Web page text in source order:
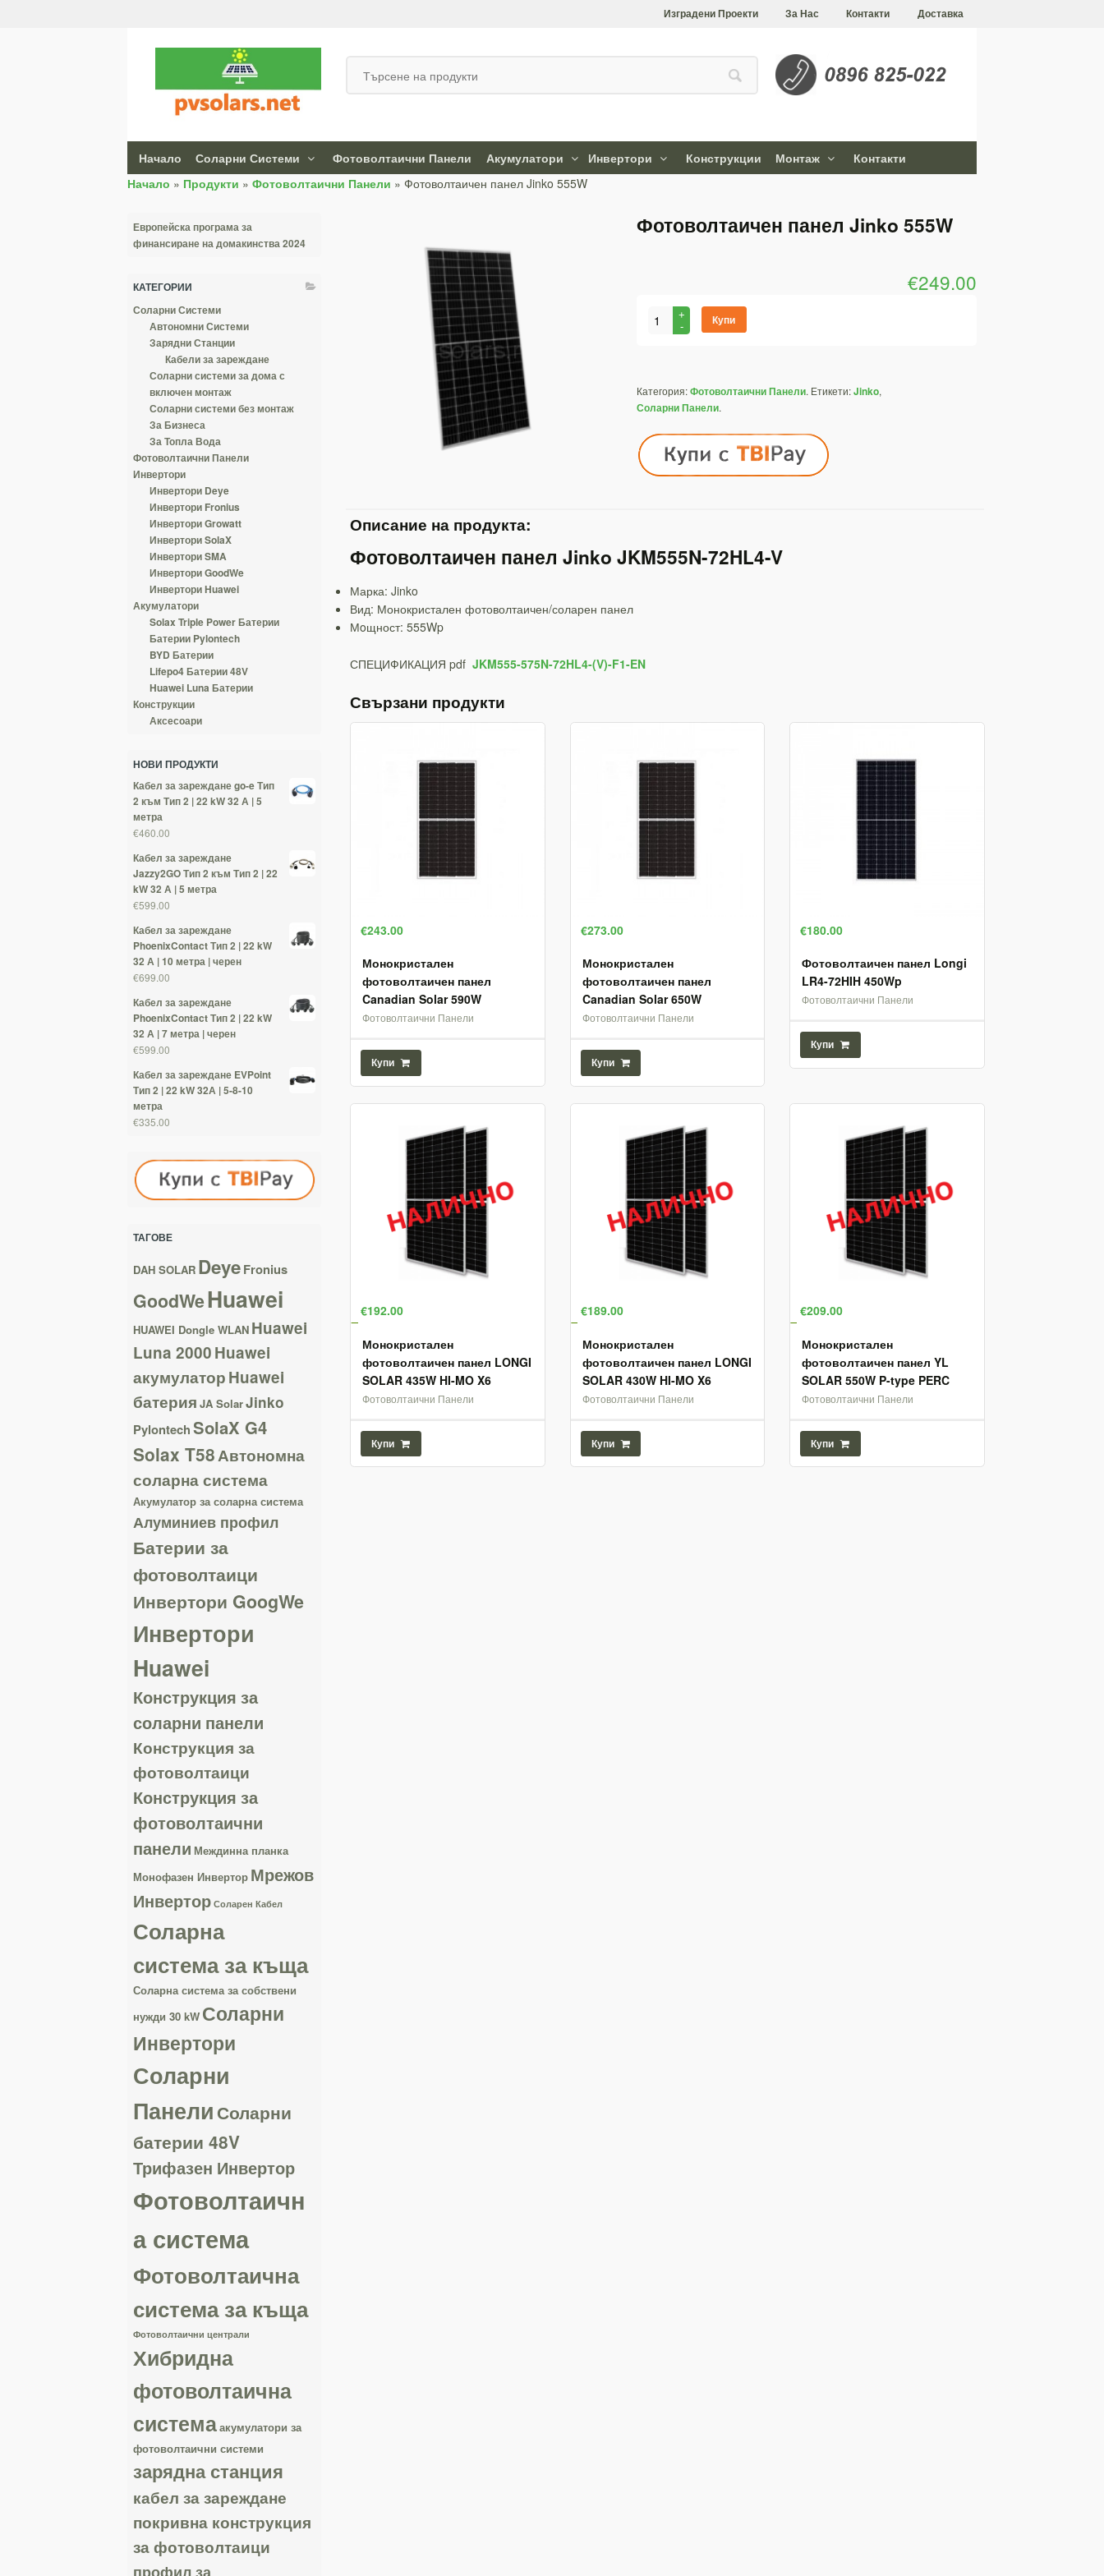
Изградени Проекти За Нас Контакти Доставка
Начало Соларни Системи Фотоволтаични Панели Акумулатори Инвертори Конструкции Монтаж
Контакти
Начало » Продукти »Фотоволтаични Панели »Фотоволтаичен панел Jinko 555W
Фотоволтаичен панел Jinko 555W
€249.00
Купи
Категория:Фотоволтаични Панели. Етикети:Jinko,
Соларни Панели.
Описание на продукта:
Фотоволтаичен панел Jinko JKM555N-72HL4-V
Марка: Jinko
Вид: Монокристален фотоволтаичен/соларен панел
Мoщност: 555Wp
СПЕЦИФИКАЦИЯ pdf JKM555-575N-72HL4-(V)-F1-EN
Свързани продукти
€243.00
Монокристален
фотоволтаичен панел
Canadian Solar 590W
Фотоволтаични Панели
Купи
€273.00
Монокристален
фотоволтаичен панел
Canadian Solar 650W
Фотоволтаични Панели
Купи
€180.00
Фотоволтаичен панел Longi
LR4-72HIH 450Wp
Фотоволтаични Панели
Купи
€192.00
Монокристален
фотоволтаичен панел LONGI
SOLAR 435W HI-MO X6
Фотоволтаични Панели
Купи
€189.00
Монокристален
фотоволтаичен панел LONGI
SOLAR 430W HI-MO X6
Фотоволтаични Панели
Купи
€209.00
Монокристален
фотоволтаичен панел YL
SOLAR 550W P-type PERC
Фотоволтаични Панели
Купи
Европейска програма за
финансиране на домакинства 2024
КАТЕГОРИИ
Соларни Системи
Автономни Системи
Зарядни Станции
Кабели за зареждане
Соларни системи за дома с
включен монтаж
Соларни системи без монтаж
За Бизнеса
За Топла Вода
Фотоволтаични Панели
Инвертори
Инвертори Deye
Инвертори Fronius
Инвертори Growatt
Инвертори SolaX
Инвертори SMA
Инвертори GoodWe
Инвертори Huawei
Акумулатори
Solax Triple Power Батерии
Батерии Pylontech
BYD Батерии
Lifepo4 Батерии 48V
Huawei Luna Батерии
Конструкции
Аксесоари
НОВИ ПРОДУКТИ
Кабел за зареждане go-e Тип
2 към Тип 2 | 22 kW 32 А | 5
метра
€460.00
Кабел за зареждане
Jazzy2GO Тип 2 към Тип 2 | 22
kW 32 А | 5 метра
€599.00
Кабел за зареждане
PhoenixContact Тип 2 | 22 kW
32 А | 10 метра | черен
€699.00
Кабел за зареждане
PhoenixContact Тип 2 | 22 kW
32 А | 7 метра | черен
€599.00
Кабел за зареждане EVPoint
Тип 2 | 22 kW 32А | 5-8-10
метра
€335.00
ТАГОВЕ
DAH SOLAR DeyeFronius
GoodWeHuawei
HUAWEI Dongle WLAN Huawei
Luna 2000Huawei
акумулаторHuawei
батерия JA SolarJinko
PylontechSolaX G4
Solax T58Автономна
соларна система
Акумулатор за соларна система
Алуминиев профил
Батерии за
фотоволтаици
Инвертори GoogWe
Инвертори
Huawei
Конструкция за
соларни панели
Конструкция за
фотоволтаици
Конструкция за
фотоволтаични
панели Междинна планка
Монофазен Инвертор Мрежов
Инвертор Соларен Кабел
Соларна
система за къща
Соларна система за собствени
нужди 30 kW Соларни
Инвертори
Соларни
Панели Соларни
батерии 48V
Трифазен Инвертор
Фотоволтаичн
а система
Фотоволтаична
система за къща
Фотоволтаични централи
Хибридна
фотоволтаична
системаакумулатори за
фотоволтаични системи
зарядна станция
кабел за зареждане
покривна конструкция
за фотоволтаици
профил за